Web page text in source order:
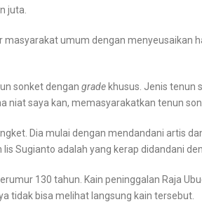
juta.
umum dengan menyeusaikan
sonket dengan grade khusus. Jenis tenun
niat saya kan, memasyarakatkan tenun
Dia mulai dengan mendandani artis
Sugianto adalah yang kerap didandani
130 tahun. Kain peninggalan Raja
tidak bisa melihat langsung kain tersebut.